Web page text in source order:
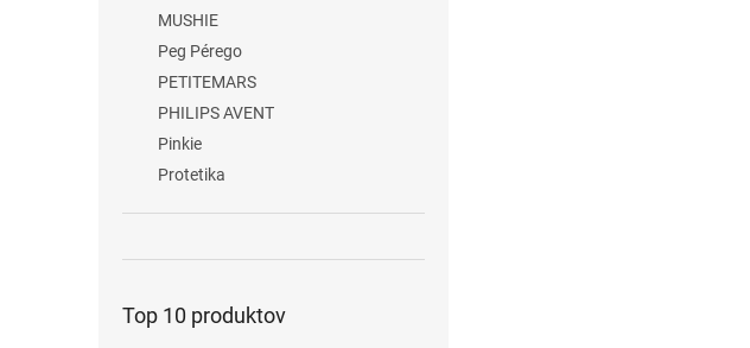
MUSHIE
Peg Pérego
PETITEMARS
PHILIPS AVENT
Pinkie
Protetika
Top 10 produktov